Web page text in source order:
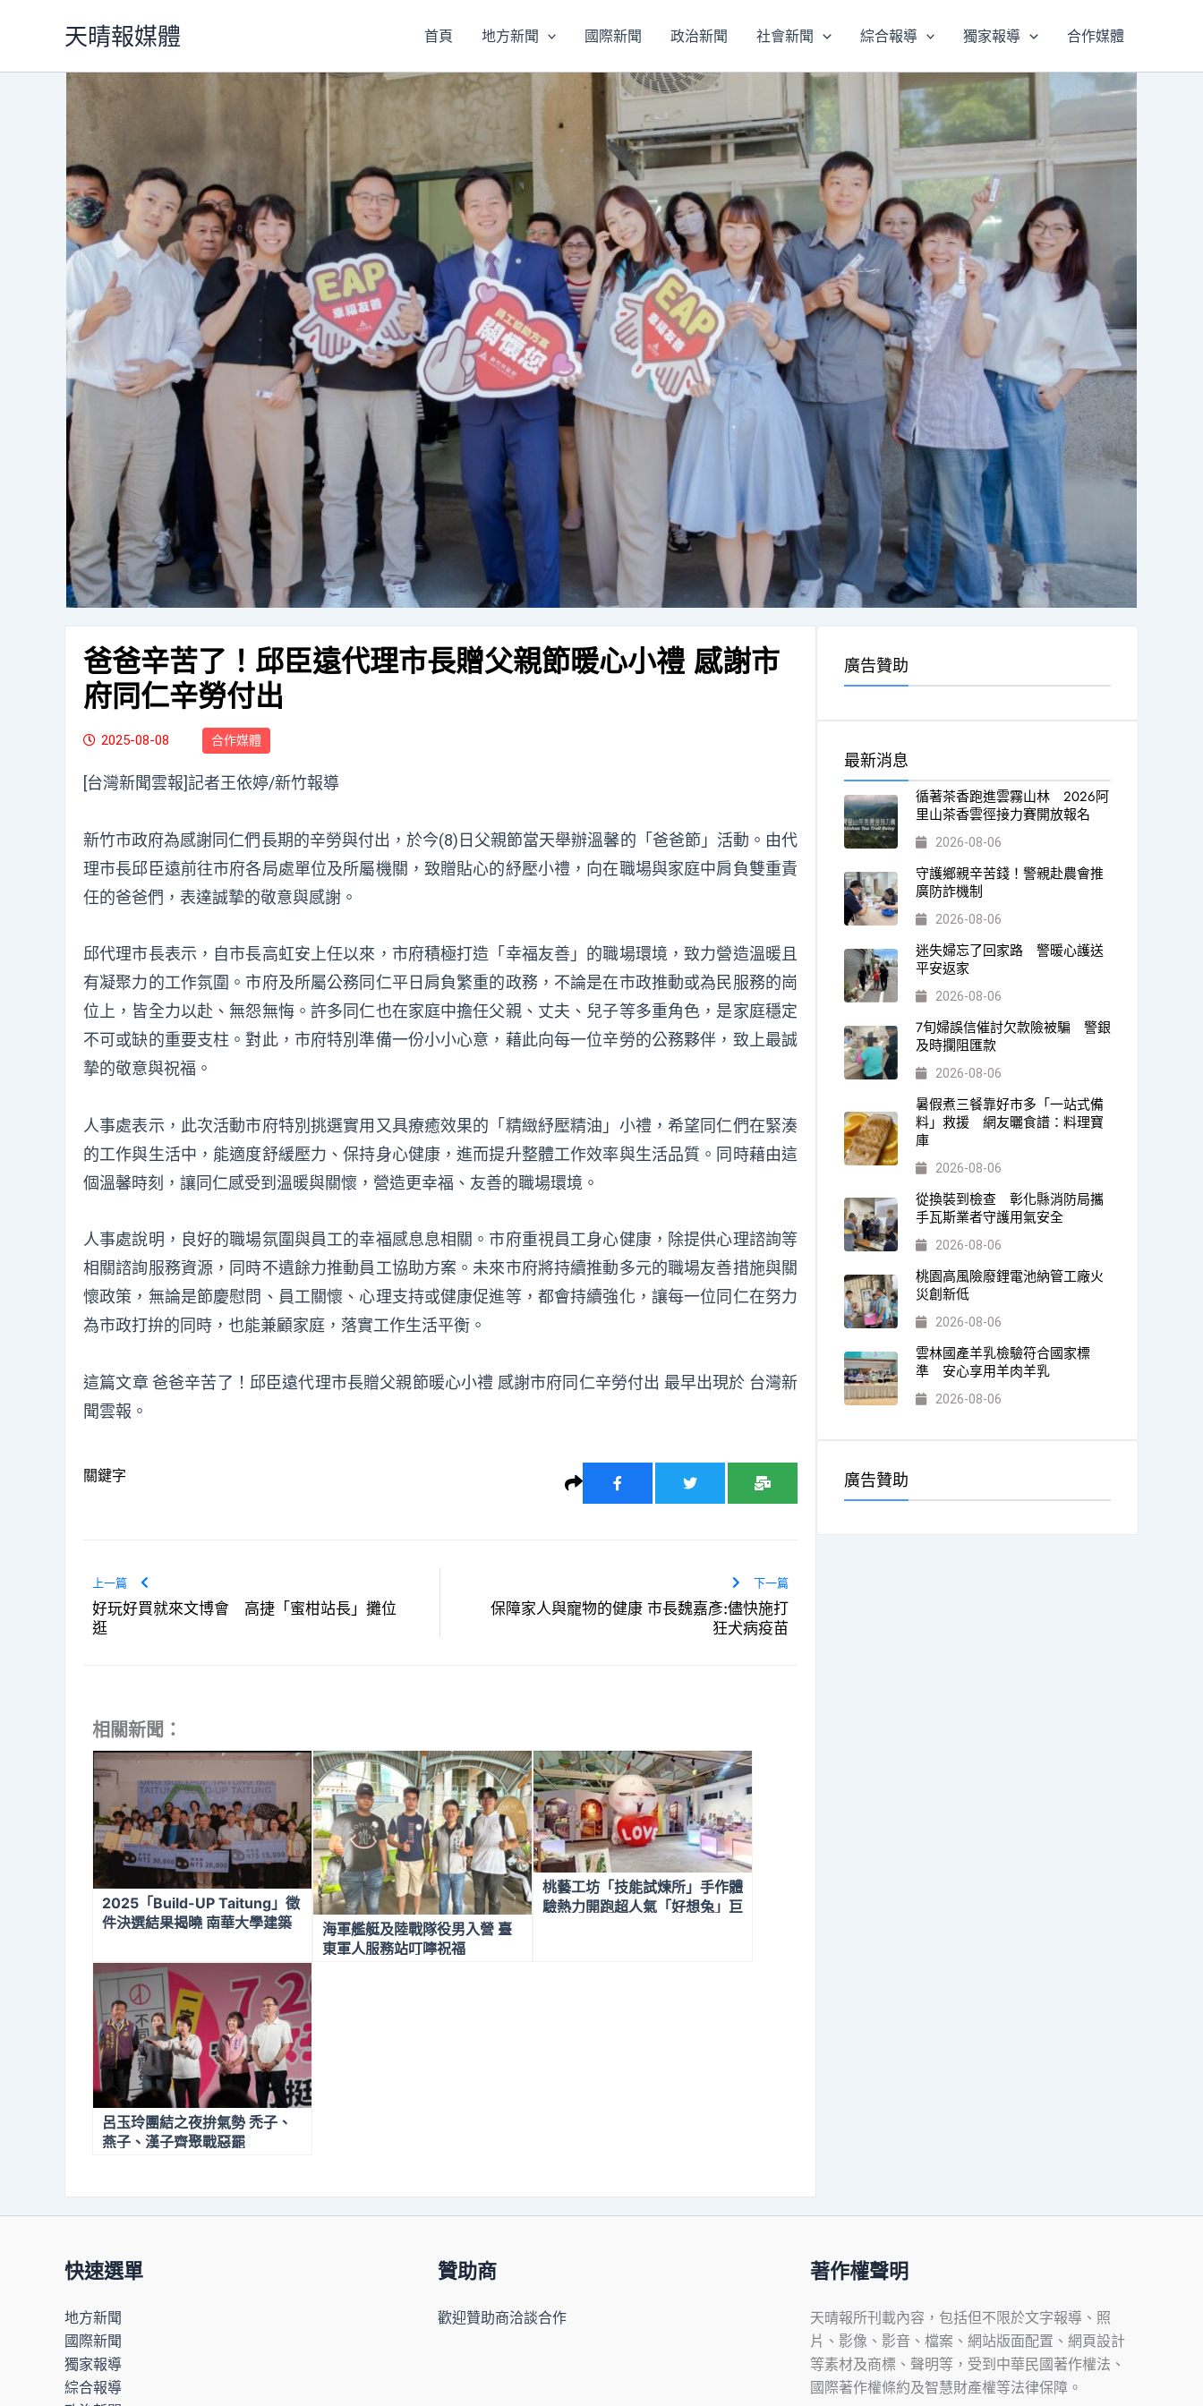
天晴報媒體 首頁 地方新聞 國際新聞 政治新聞 社會新聞 綜合報導 獨家報導 合作媒體
爸爸辛苦了！邱臣遠代理市長贈父親節暖心小禮 感謝市
府同仁辛勞付出
2025-08-08 合作媒體
[台灣新聞雲報]記者王依婷/新竹報導
新竹市政府為感謝同仁們長期的辛勞與付出，於今(8)日父親節當天舉辦溫馨的「爸爸節」活動。由代
理市長邱臣遠前往市府各局處單位及所屬機關，致贈貼心的紓壓小禮，向在職場與家庭中肩負雙重責
任的爸爸們，表達誠摯的敬意與感謝。
邱代理市長表示，自市長高虹安上任以來，市府積極打造「幸福友善」的職場環境，致力營造溫暖且
有凝聚力的工作氛圍。市府及所屬公務同仁平日肩負繁重的政務，不論是在市政推動或為民服務的崗
位上，皆全力以赴、無怨無悔。許多同仁也在家庭中擔任父親、丈夫、兒子等多重角色，是家庭穩定
不可或缺的重要支柱。對此，市府特別準備一份小小心意，藉此向每一位辛勞的公務夥伴，致上最誠
摯的敬意與祝福。
人事處表示，此次活動市府特別挑選實用又具療癒效果的「精緻紓壓精油」小禮，希望同仁們在緊湊
的工作與生活中，能適度舒緩壓力、保持身心健康，進而提升整體工作效率與生活品質。同時藉由這
個溫馨時刻，讓同仁感受到溫暖與關懷，營造更幸福、友善的職場環境。
人事處說明，良好的職場氛圍與員工的幸福感息息相關。市府重視員工身心健康，除提供心理諮詢等
相關諮詢服務資源，同時不遺餘力推動員工協助方案。未來市府將持續推動多元的職場友善措施與關
懷政策，無論是節慶慰問、員工關懷、心理支持或健康促進等，都會持續強化，讓每一位同仁在努力
為市政打拚的同時，也能兼顧家庭，落實工作生活平衡。
這篇文章 爸爸辛苦了！邱臣遠代理市長贈父親節暖心小禮 感謝市府同仁辛勞付出 最早出現於 台灣新
聞雲報 。
關鍵字
上一篇
好玩好買就來文博會 高捷「蜜柑站長」攤位
逛
下一篇
保障家人與寵物的健康 市長魏嘉彥:儘快施打
狂犬病疫苗
相關新聞：
2025「Build-UP Taitung」徵
件決選結果揭曉 南華大學建築
海軍艦艇及陸戰隊役男入營 臺
東軍人服務站叮嚀祝福
桃藝工坊「技能試煉所」手作體
驗熱力開跑超人氣「好想兔」巨
呂玉玲團結之夜拚氣勢 禿子、
燕子、漢子齊聚戰惡罷
廣告贊助
最新消息
循著茶香跑進雲霧山林 2026阿
里山茶香雲徑接力賽開放報名
2026-08-06
守護鄉親辛苦錢！警親赴農會推
廣防詐機制
2026-08-06
迷失婦忘了回家路 警暖心護送
平安返家
2026-08-06
7旬婦誤信催討欠款險被騙 警銀
及時攔阻匯款
2026-08-06
暑假煮三餐靠好市多「一站式備
料」救援 網友曬食譜：料理寶
庫
2026-08-06
從換裝到檢查 彰化縣消防局攜
手瓦斯業者守護用氣安全
2026-08-06
桃園高風險廢鋰電池納管工廠火
災創新低
2026-08-06
雲林國產羊乳檢驗符合國家標
準 安心享用羊肉羊乳
2026-08-06
廣告贊助
快速選單
地方新聞
國際新聞
獨家報導
綜合報導
贊助商
歡迎贊助商洽談合作
著作權聲明
天晴報所刊載內容，包括但不限於文字報導、照
片、影像、影音、檔案、網站版面配置、網頁設計
等素材及商標、聲明等，受到中華民國著作權法、
國際著作權條約及智慧財產權等法律保障。